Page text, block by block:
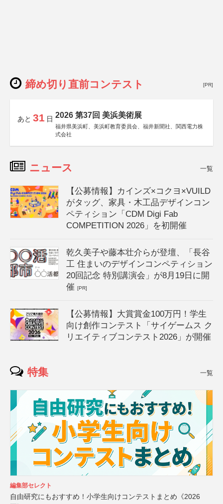
締め切り直前コンテスト [PR]
あと 31 日 2026 第37回 美浜美術展
福井県美浜町、美浜町教育委員会、福井新聞社、関西電力株
式会社
ニュース 一覧
【公募情報】カインズ×コクヨ×VUILD
がタッグ、家具・木工品デザインコン
ペティション「CDM Digi Fab
COMPETITION 2026」を初開催
乾久美子や藤本壮介らが登壇、「長谷
工 住まいのデザインコンペティション
20回記念 特別講演会」が8月19日に開
催[PR]
【公募情報】大賞賞金100万円！学生
向け創作コンテスト「サイゲームス ク
リエイティブコンテスト2026」が開催
特集 一覧
編集部セレクト
自由研究にもおすすめ！小学生向けコンテストまとめ《2026